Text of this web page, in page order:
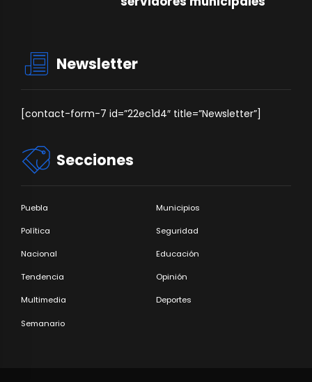
Newsletter
[contact-form-7 id=”22ec1d4″ title=”Newsletter”]
Secciones
Puebla Municipios
Política Seguridad
Nacional Educación
Tendencia Opinión
Multimedia Deportes
Semanario